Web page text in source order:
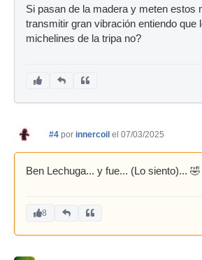
Si pasan de la madera y meten estos
transmitir gran vibración entiendo que
michelines de la tripa no?
#4 por innercoil el 07/03/2025
Ben Lechuga... y fue... (Lo siento)... 🤣
8